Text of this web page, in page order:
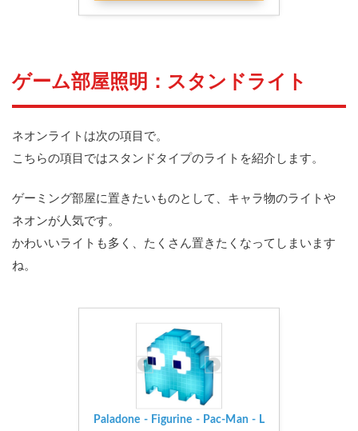
ゲーム部屋照明：スタンドライト
ネオンライトは次の項目で。
こちらの項目ではスタンドタイプのライトを紹介します。
ゲーミング部屋に置きたいものとして、キャラ物のライトや
ネオンが人気です。
かわいいライトも多く、たくさん置きたくなってしまいます
ね。
Paladone - Figurine - Pac-Man - L